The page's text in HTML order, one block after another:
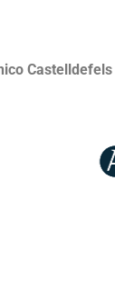
Castelldefels